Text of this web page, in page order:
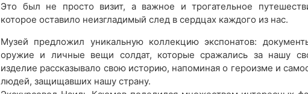
Это был не просто визит, а важное и трогательное
которое оставило неизгладимый след в сердцах каждого из нас.
Музей предложил уникальную коллекцию экспонатов:
оружие и личные вещи солдат, которые сражались за нашу
изделие рассказывало свою историю, напоминая о героизме и
людей, защищавших нашу страну.